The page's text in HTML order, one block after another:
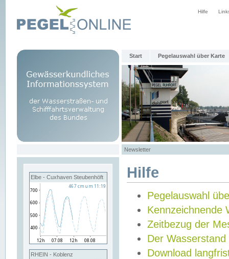
Hilfe
Start Pegelauswahl über Karte
Newsletter
Elbe - Cuxhaven Steubenhöft
RHEIN - Koblenz
Hilfe
Pegelauswahl
Kennzeichnende
Zeitbezug der
Der Wasserstand
Download